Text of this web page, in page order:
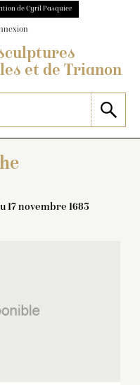
de Cyril Pasquier
et de Trianon
17 novembre 1683